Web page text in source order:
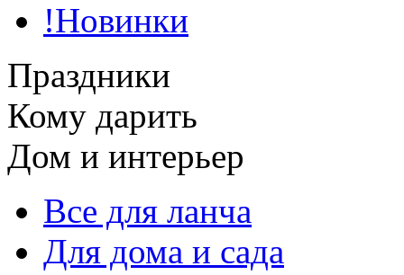
!Новинки
Праздники
Кому дарить
Дом и интерьер
Все для ланча
Для дома и сада